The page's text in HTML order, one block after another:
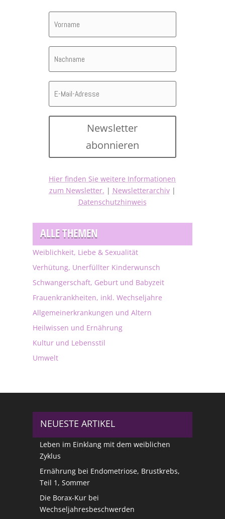
Newsletter
abonnieren
Hier finden Sie weitere Informationen
zum Newsletter. | Newsletterarchiv|
Datenschutzhinweis
ALLE THEMEN
Weiblichkeit, Liebe & Sexualität
Verhütung, Unerfüllter Kinderwunsch
Schwangerschaft, Geburt und Babyzeit
Frauenkrankheiten, inkl. Wechseljahre
Allgemeinerkrankungen und Altern
Heilwissen und Ernährung
Kultur und Lebensstil
Umwelt
NEUESTE ARTIKEL
Leben im Einklang mit dem weiblichen
Zyklus
Ernährung bei Endometriose, Brustkrebs,
Teil 1, Sommer
Die Borax-Kur bei
Wechseljahresbeschwerden